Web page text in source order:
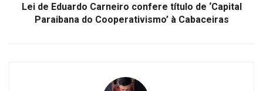
Lei de Eduardo Carneiro confere título de ‘Capital
Paraibana do Cooperativismo’ à Cabaceiras